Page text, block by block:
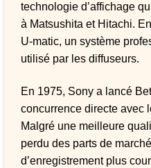
technologie d’affichage
à Matsushita et Hitachi.
U-matic, un système
utilisé par les diffuseurs.
En 1975, Sony a lancé
concurrence directe avec
Malgré une meilleure
perdu des parts de
d’enregistrement plus